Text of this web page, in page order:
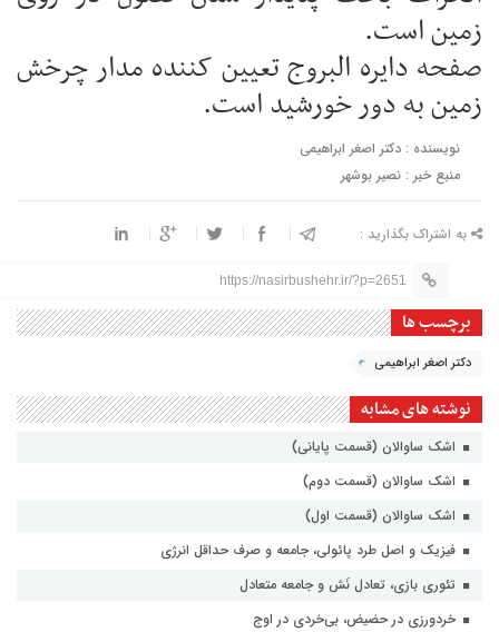
زمین است.
صفحه دایره البروج تعیین کننده مدار چرخش
زمین به دور خورشید است.
نویسنده : دکتر اصغر ابراهیمی
منبع خبر : نصیر بوشهر
به اشتراک بگذارید :
https://nasirbushehr.ir/?p=2651
برچسب ها
دکتر اصغر ابراهیمی
نوشته های مشابه
اشک ساوالان (قسمت پایانی)
اشک ساوالان (قسمت دوم)
اشک ساوالان (قسمت اول)
فیزیک و اصل طرد پائولی، جامعه و صرف حداقل انرژی
تئوری بازی، تعادل نَش و جامعه متعادل
خردورزی در حضیض، بی‌خردی در اوج